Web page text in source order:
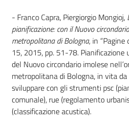
Risorse
online
Casa
Piani
- Franco Capra, Piergiorgio Mongioj,
pianificazione: con il Nuovo
metropolitana di Bologna, in “Pagine
15, 2015, pp. 51-78. Pianificazione
del Nuovo circondario imolese
metropolitana di Bologna, in vita
sviluppare con gli strumenti psc
comunale), rue (regolamento
(classificazione acustica).